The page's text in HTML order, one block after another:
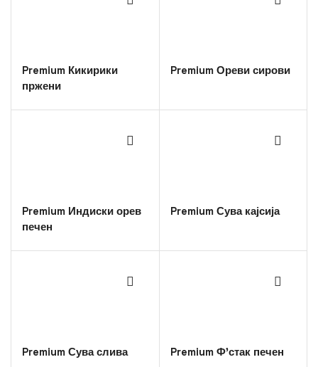
Premium Кикирики
пржени
Premium Ореви сирови
Premium Индиски орев
печен
Premium Сува кајсија
Premium Сува слива Premium Ф’стак печен